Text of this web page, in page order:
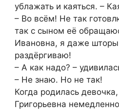
ублажать и каяться. –
– Во всём! Не так
так с сыном её
Ивановна, я даже шторы
раздёргиваю!
– А как надо? –
– Не знаю. Но не так!
Когда родилась
Григорьевна